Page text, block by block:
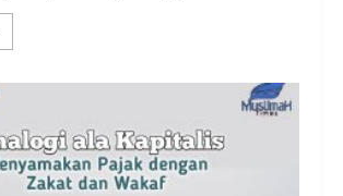
Kaffah